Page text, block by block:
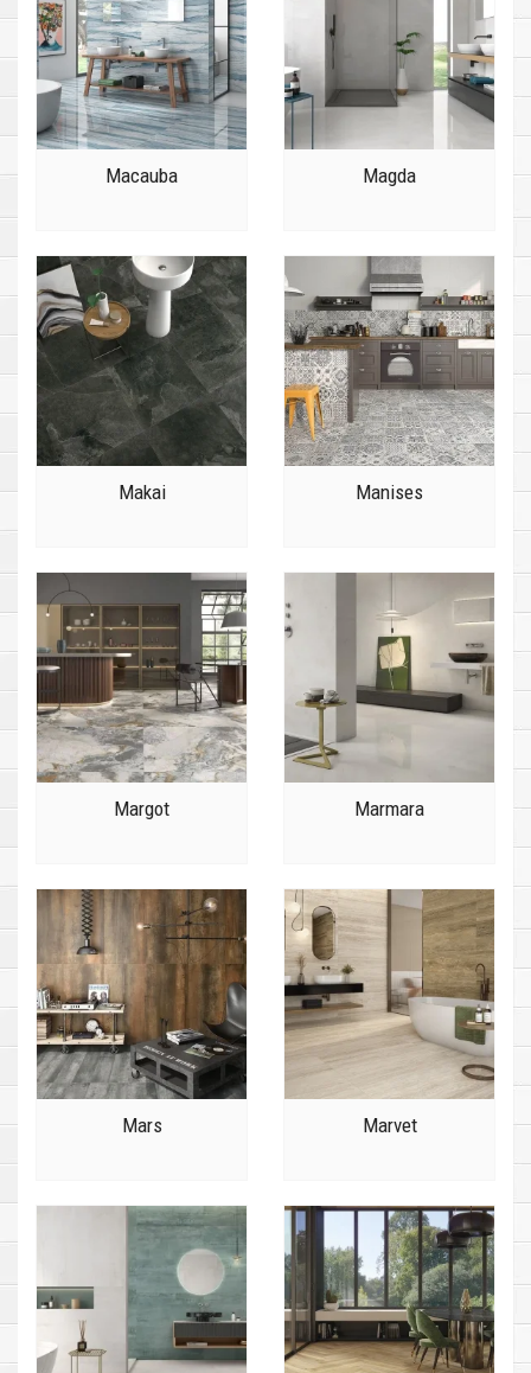
Macauba Magda
Makai Manises
Margot Marmara
Mars Marvet